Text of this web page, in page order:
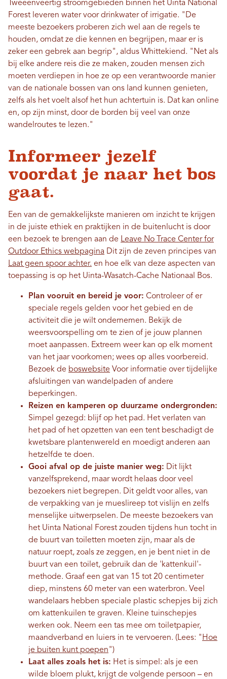
Tweeënveertig stroomgebieden binnen het Uinta National
Forest leveren water voor drinkwater of irrigatie. "De
meeste bezoekers proberen zich wel aan de regels te
houden, omdat ze die kennen en begrijpen, maar er is
zeker een gebrek aan begrip", aldus Whittekiend. "Net als
bij elke andere reis die ze maken, zouden mensen zich
moeten verdiepen in hoe ze op een verantwoorde manier
van de nationale bossen van ons land kunnen genieten,
zelfs als het voelt alsof het hun achtertuin is. Dat kan online
en, op zijn minst, door de borden bij veel van onze
wandelroutes te lezen."
Informeer jezelf
voordat je naar het bos
gaat.
Een van de gemakkelijkste manieren om inzicht te krijgen
in de juiste ethiek en praktijken in de buitenlucht is door
een bezoek te brengen aan de Leave No Trace Center for
Outdoor Ethics webpagina Dit zijn de zeven principes van
Laat geen spoor achter. en hoe elk van deze aspecten van
toepassing is op het Uinta-Wasatch-Cache Nationaal Bos.
Plan vooruit en bereid je voor: Controleer of er
speciale regels gelden voor het gebied en de
activiteit die je wilt ondernemen. Bekijk de
weersvoorspelling om te zien of je jouw plannen
moet aanpassen. Extreem weer kan op elk moment
van het jaar voorkomen; wees op alles voorbereid.
Bezoek de boswebsite Voor informatie over tijdelijke
afsluitingen van wandelpaden of andere
beperkingen.
Reizen en kamperen op duurzame ondergronden:
Simpel gezegd: blijf op het pad. Het verlaten van
het pad of het opzetten van een tent beschadigt de
kwetsbare plantenwereld en moedigt anderen aan
hetzelfde te doen.
Gooi afval op de juiste manier weg: Dit lijkt
vanzelfsprekend, maar wordt helaas door veel
bezoekers niet begrepen. Dit geldt voor alles, van
de verpakking van je mueslireep tot vislijn en zelfs
menselijke uitwerpselen. De meeste bezoekers van
het Uinta National Forest zouden tijdens hun tocht in
de buurt van toiletten moeten zijn, maar als de
natuur roept, zoals ze zeggen, en je bent niet in de
buurt van een toilet, gebruik dan de 'kattenkuil'-
methode. Graaf een gat van 15 tot 20 centimeter
diep, minstens 60 meter van een waterbron. Veel
wandelaars hebben speciale plastic schepjes bij zich
om kattenkuilen te graven. Kleine tuinschepjes
werken ook. Neem een ​​tas mee om toiletpapier,
maandverband en luiers in te vervoeren. (Lees: " Hoe
je buiten kunt poepen")
Laat alles zoals het is: Het is simpel: als je een
wilde bloem plukt, krijgt de volgende persoon – en